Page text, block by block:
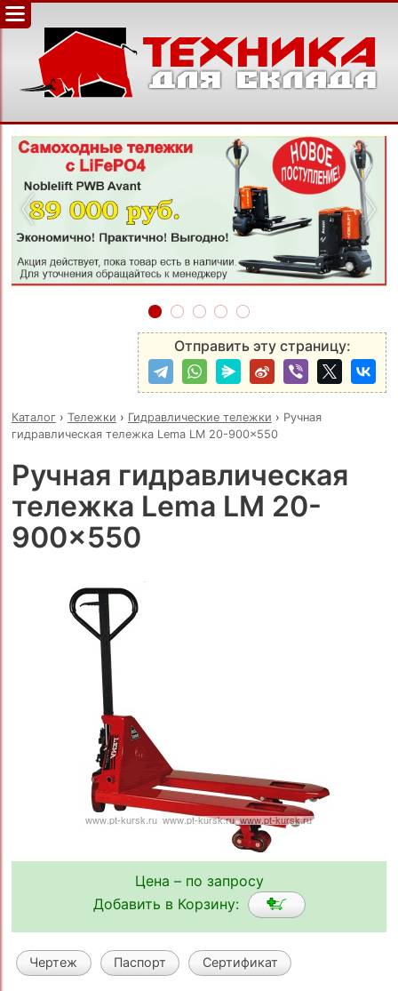
‹ ›
Отправить эту страницу:
Каталог› Тележки › Гидравлические тележки › Ручная
гидравлическая тележка Lema LM 20-900x550
Ручная гидравлическая
тележка Lema LM 20-
900x550
Цена – по запросу
Добавить в Корзину:
Чертеж Паспорт Сертификат